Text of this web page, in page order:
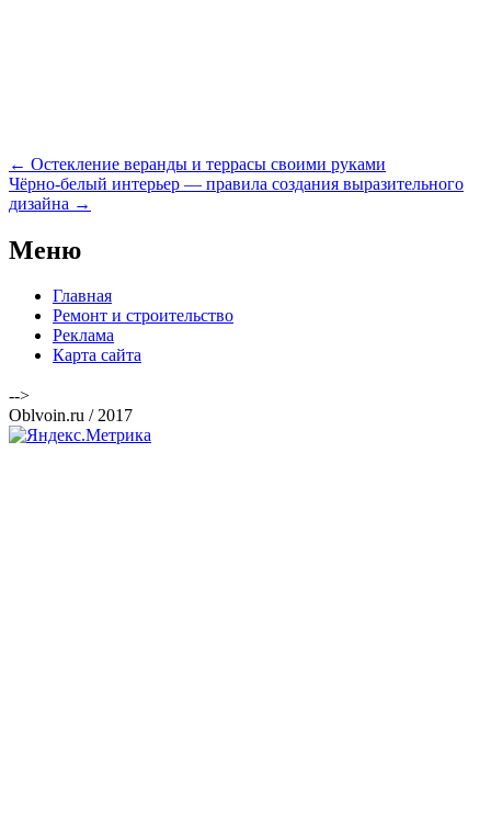
Навигация
по
записям
← Остекление веранды и террасы своими руками
Чёрно-белый интерьер — правила создания выразительного
дизайна →
Меню
Главная
Ремонт и строительство
Реклама
Карта сайта
-->
Oblvoin.ru / 2017